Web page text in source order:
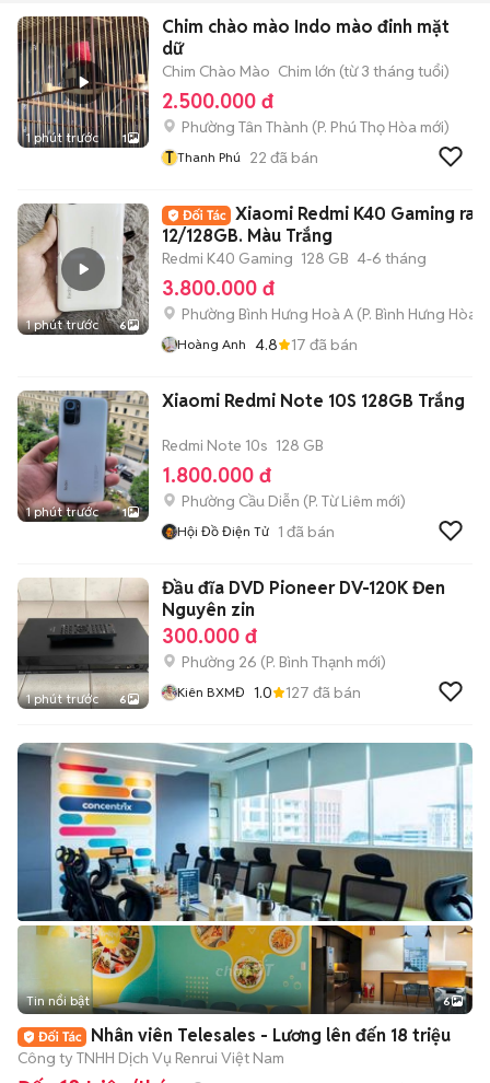
1 phút trước 1
Chim chào mào Indo mào đinh mặt
dữ
Chim Chào Mào Chim lớn (từ 3 tháng tuổi)
2.500.000 đ
Phường Tân Thành (P. Phú Thọ Hòa mới)
T Thanh Phú 22 đã bán
1 phút trước 6
Xiaomi Redmi K40 Gaming ram
12/128GB. Màu Trắng
Redmi K40 Gaming 128 GB 4-6 tháng
3.800.000 đ
Phường Bình Hưng Hoà A (P. Bình Hưng Hòa
Hoàng Anh 4.8 17 đã bán
1 phút trước 1
Xiaomi Redmi Note 10S 128GB Trắng
Redmi Note 10s 128 GB
1.800.000 đ
Phường Cầu Diễn (P. Từ Liêm mới)
Hội Đồ Điện Tử 1 đã bán
1 phút trước 6
Đầu đĩa DVD Pioneer DV-120K Đen
Nguyên zin
300.000 đ
Phường 26 (P. Bình Thạnh mới)
Kiên BXMĐ 1.0 127 đã bán
+2
Tin nổi bật 6
Nhân viên Telesales - Lương lên đến 18 triệu
Công ty TNHH Dịch Vụ Renrui Việt Nam